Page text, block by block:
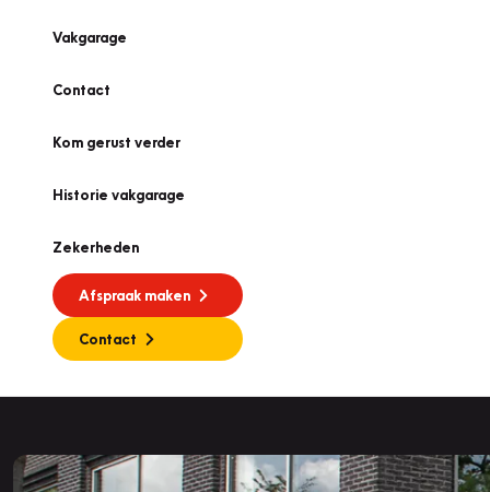
Vakgarage
Contact
Kom gerust verder
Historie vakgarage
Zekerheden
Afspraak maken
Contact